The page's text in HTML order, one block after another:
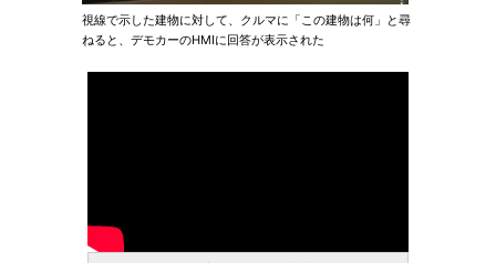
視線で示した建物に対して、クルマに「この建物は何」と尋
ねると、デモカーのHMIに回答が表示された